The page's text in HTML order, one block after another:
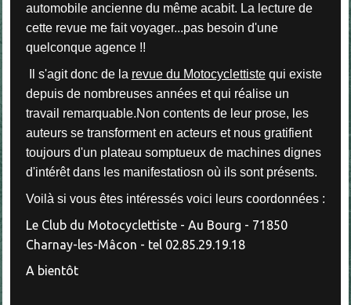
automobile ancienne du même acabit. La lecture de
cette revue me fait voyager...pas besoin d'une
quelconque agence !!
Il s'agit donc de la revue du Motocyclettistequi existe
depuis de nombreuses années et qui réalise un
travail remarquable.Non contents de leur prose, les
auteurs se transforment en acteurs et nous gratifient
toujours d'un plateau somptueux de machines dignes
d'intérêt dans les manifestatiosn où ils sont présents.
Voilà si vous êtes intéressés voici leurs coordonnées :
Le Club du Motocyclettiste - Au Bourg - 71850
Charnay-les-Mâcon - tel 02.85.29.19.18
A bientôt